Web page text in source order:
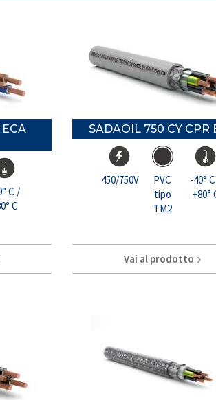
C /
C
SADAOIL 750 CY CPR
450/750V
PVC
tipo
TM2
-40°
+80°
Vai al prodotto